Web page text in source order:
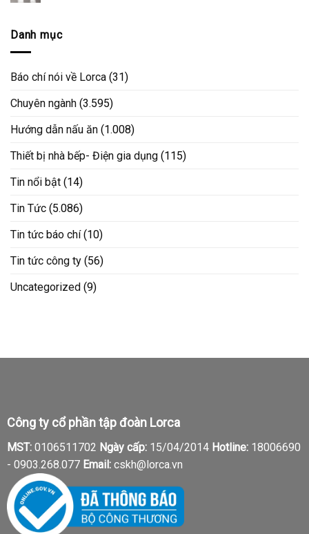
Danh mục
Báo chí nói về Lorca (31)
Chuyên ngành (3.595)
Hướng dẫn nấu ăn (1.008)
Thiết bị nhà bếp- Điện gia dụng (115)
Tin nổi bật (14)
Tin Tức (5.086)
Tin tức báo chí(10)
Tin tức công ty (56)
Uncategorized (9)
Công ty cổ phần tập đoàn Lorca
MST:0106511702 Ngày cấp:15/04/2014 Hotline:18006690
- 0903.268.077 Email:cskh@lorca.vn